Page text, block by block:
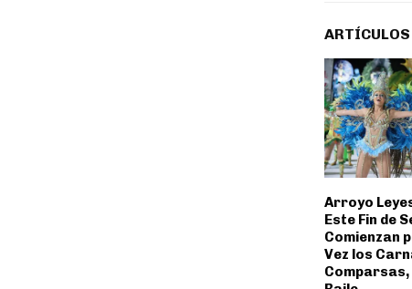
Arroyo
Este Fin de
Comienzan
Vez los